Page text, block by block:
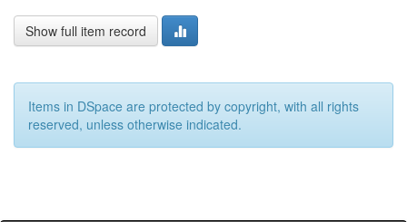
Show full item record
Items in DSpace are protected by copyright, with all rights
reserved, unless otherwise indicated.